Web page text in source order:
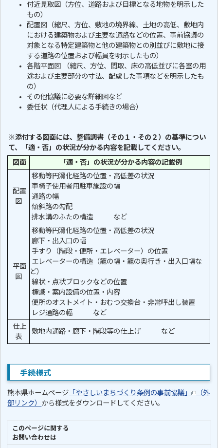
付近見取図（方位、道路および目標となる地物を明示した
もの）
配置図（縮尺、方位、敷地の境界線、土地の高低、敷地内
における建築物および主要な通路などの位置、事前協議の
対象となる特定建築物と他の建築物との別並びに敷地に接
する道路の位置および幅員を明示したもの）
各階平面図 （縮尺、方位、間取、床の高低並びに各室の用
途および主要部分の寸法、配慮した事項などを明示したも
の）
その他協議に必要な詳細図など
委任状（代理人による手続きの場合）
※添付する図面には、整備調書（その１・その２）の基準につい
て、「適・否」の状況が分かる内容を記載してください。
図面
「適・否」の状況が分かる内容の記載例
配置
図
移動等円滑化経路の位置・高低差の状況
車椅子使用者用駐車施設の幅
通路の幅
傾斜路の勾配
排水溝のふたの構造 など
平面
図
移動等円滑化経路の位置・高低差の状況
廊下・出入口の幅
手すり（階段・便所・エレベーター）の位置
エレベーターの構造（籠の幅・籠の奥行き・出入口幅な
ど）
線状・点状ブロックなどの位置
標識・案内設備の位置・内容
便所のオストメイト・おむつ交換台・非常呼出し装置
レジ通路の幅 など
仕上
表
敷地内通路・廊下・階段等の仕上げ など
手続様式
熊本県ホームページ 「やさしいまちづくり条例の事前協議」
（外
部リンク） から様式をダウンロードしてください。
このページに関する
お問い合わせは